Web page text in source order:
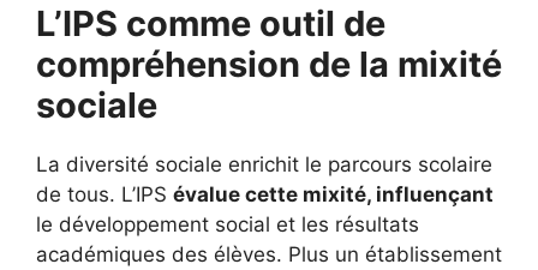
L’IPS comme outil de
compréhension de la mixité
sociale
La diversité sociale enrichit le parcours scolaire
de tous. L’IPS évalue cette mixité, influençant
le développement social et les résultats
académiques des élèves. Plus un établissement